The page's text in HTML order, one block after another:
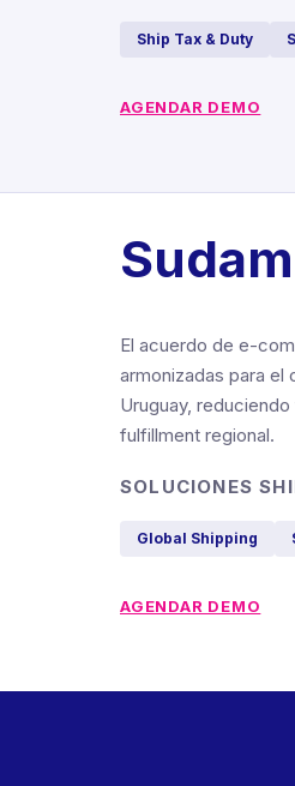
Ship Tax & Duty
AGENDAR DEMO
El acuerdo de e-
armonizadas para el
Uruguay,
fulfillment regional.
SOLUCIONES
Global Shipping
AGENDAR DEMO